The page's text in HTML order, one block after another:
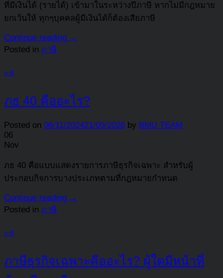
ที่มีเงินได้ (รายได้) เข้ามาในระหว่างปีภาษี หากไม่มีกฎหมาย
ยกเว้นให้ ทุกๆบุคคลผู้มีเงินได้ก็ต้องเสียภาษี
Continue reading →
Posted in ภาษี
ภาษี
ภธ 40 คืออะไร?
Posted on 06/11/202421/05/2026 by BMU TEAM
06
Nov
ภธ 40 คือแบบแสดงรายการภาษีธุรกิจเฉพาะ สำหรับผู้
ประกอบกิจการบางประเภทตามที่กฎหมายกำหนด
Continue reading →
Posted in ภาษี
ภาษี
ภาษีธุรกิจเฉพาะคืออะไร? ผู้ใดมีหน้าที่